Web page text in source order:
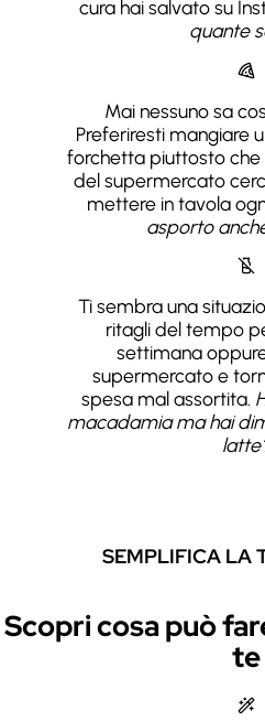
cura hai salvato su
quante
Mai nessuno sa
Preferiresti mangiare
forchetta piuttosto che
del supermercato
mettere in tavola
asporto
Ti sembra una
ritagli del tempo
settimana
supermercato e
spesa mal assortita.
macadamia ma hai
SEMPLIFICA LA
Scopri cosa può
te